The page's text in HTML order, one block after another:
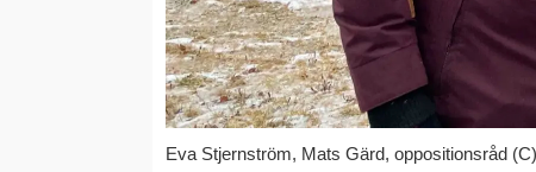
Eva Stjernström, Mats Gärd, oppositionsråd